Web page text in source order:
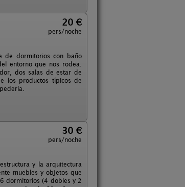
20 €
pers/noche
de dormitorios con baño
entorno que nos rodea.
dos salas de estar de
los productos típicos de
30 €
pers/noche
y la arquitectura
muebles y objetos que
dormitorios (4 dobles y 2